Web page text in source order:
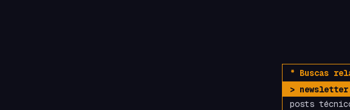
* Buscas
> newsletter
posts